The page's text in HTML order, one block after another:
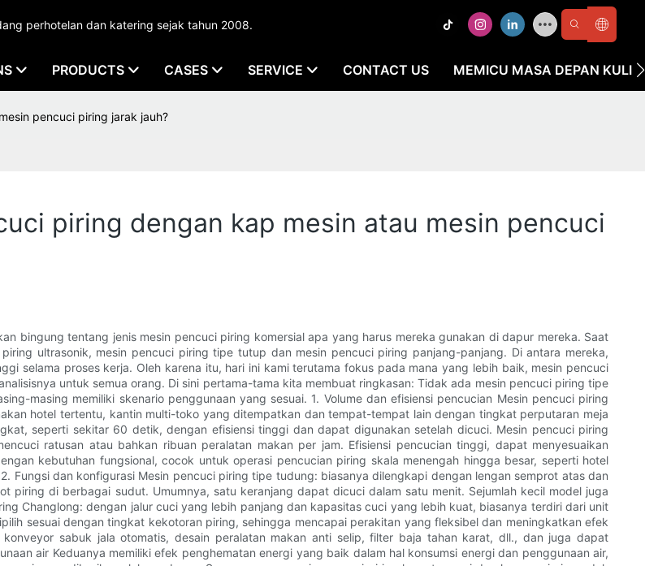
perhotelan dan katering sejak tahun 2008.
PRODUCTS CASES SERVICE CONTACT US MEMICU MASA DEPAN
pencuci piring jarak jauh?
piring dengan kap mesin atau mesin pencuci
bingung tentang jenis mesin pencuci piring komersial apa yang harus mereka gunakan di dapur mereka. Saat
ultrasonik, mesin pencuci piring tipe tutup dan mesin pencuci piring panjang-panjang. Di antara mereka,
selama proses kerja. Oleh karena itu, hari ini kami terutama fokus pada mana yang lebih baik, mesin pencuci
untuk semua orang. Di sini pertama-tama kita membuat ringkasan: Tidak ada mesin pencuci piring tipe
masing memiliki skenario penggunaan yang sesuai. 1. Volume dan efisiensi pencucian Mesin pencuci piring
hotel tertentu, kantin multi-toko yang ditempatkan dan tempat-tempat lain dengan tingkat perputaran meja
seperti sekitar 60 detik, dengan efisiensi tinggi dan dapat digunakan setelah dicuci. Mesin pencuci piring
ratusan atau bahkan ribuan peralatan makan per jam. Efisiensi pencucian tinggi, dapat menyesuaikan
kebutuhan fungsional, cocok untuk operasi pencucian piring skala menengah hingga besar, seperti hotel
Fungsi dan konfigurasi Mesin pencuci piring tipe tudung: biasanya dilengkapi dengan lengan semprot atas dan
piring di berbagai sudut. Umumnya, satu keranjang dapat dicuci dalam satu menit. Sejumlah kecil model juga
Changlong: dengan jalur cuci yang lebih panjang dan kapasitas cuci yang lebih kuat, biasanya terdiri dari unit
sesuai dengan tingkat kekotoran piring, sehingga mencapai perakitan yang fleksibel dan meningkatkan efek
sabuk jala otomatis, desain peralatan makan anti selip, filter baja tahan karat, dll., dan juga dapat
air Keduanya memiliki efek penghematan energi yang baik dalam hal konsumsi energi dan penggunaan air,